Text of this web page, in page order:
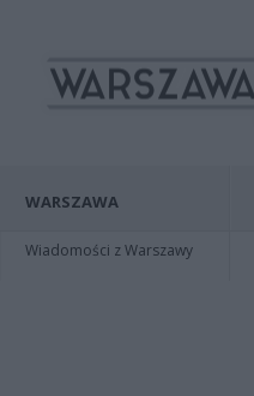
WARSZAWA
Wiadomości z Warszawy